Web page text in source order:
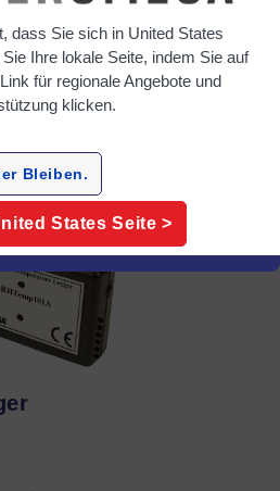
Datenlogger
dass Sie sich in United States
Ihre lokale Seite, indem Sie auf
für regionale Angebote und
klicken.
Bleiben.
States Seite >